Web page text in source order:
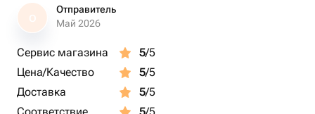
О
Отправитель
Май 2026
Сервис магазина 5/5
Цена/Качество
5/5
Доставка
5/5